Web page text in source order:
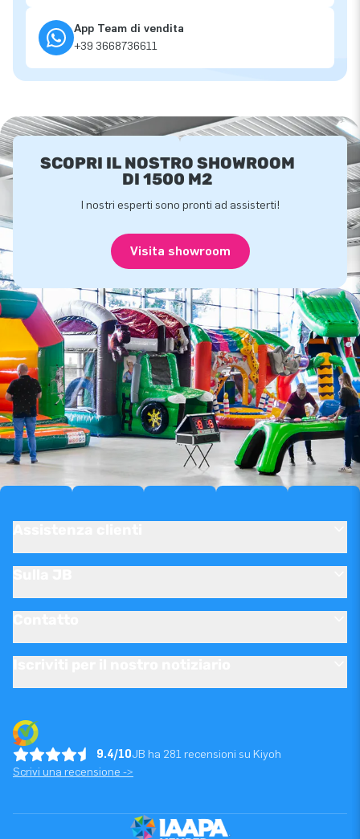
App Team di vendita
+39 3668736611
SCOPRI IL NOSTRO SHOWROOM
DI 1500 M2
I nostri esperti sono pronti ad assisterti!
Visita showroom
9.4/10JB ha 281 recensioni su Kiyoh
Scrivi una recensione ->